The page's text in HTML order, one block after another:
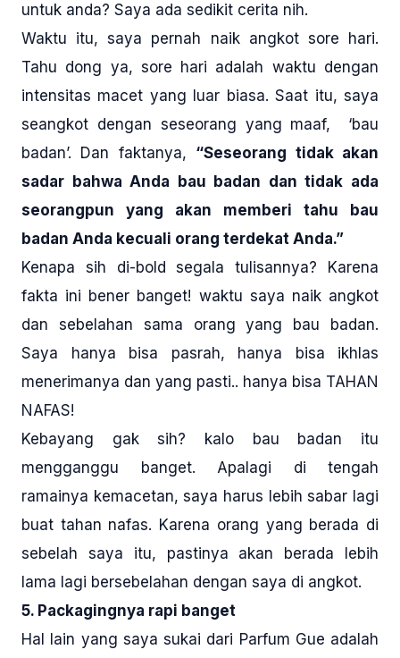
untuk anda? Saya ada sedikit cerita nih.
Waktu itu, saya pernah naik angkot sore hari.
Tahu dong ya, sore hari adalah waktu dengan
intensitas macet yang luar biasa. Saat itu, saya
seangkot dengan seseorang yang maaf, ‘bau
badan’. Dan faktanya, “Seseorang tidak akan
sadar bahwa Anda bau badan dan tidak ada
seorangpun yang akan memberi tahu bau
badan Anda kecuali orang terdekat Anda.”
Kenapa sih di-bold segala tulisannya? Karena
fakta ini bener banget! waktu saya naik angkot
dan sebelahan sama orang yang bau badan.
Saya hanya bisa pasrah, hanya bisa ikhlas
menerimanya dan yang pasti.. hanya bisa TAHAN
NAFAS!
Kebayang gak sih? kalo bau badan itu
mengganggu banget. Apalagi di tengah
ramainya kemacetan, saya harus lebih sabar lagi
buat tahan nafas. Karena orang yang berada di
sebelah saya itu, pastinya akan berada lebih
lama lagi bersebelahan dengan saya di angkot.
5. Packagingnya rapi banget
Hal lain yang saya sukai dari Parfum Gue adalah